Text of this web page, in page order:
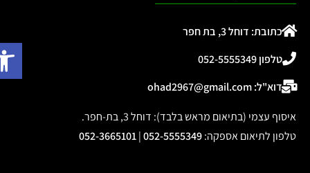
כתובת: דוחל 3, בת חפר
טלפון 052-5555349
דוא"ל: ohad2967@gmail.com
איסוף עצמי (בתיאום מראש בלבד): דוחל 3, בת-חפר.
טלפון לתיאום אספקה:
052-5555349
|
052-3665101